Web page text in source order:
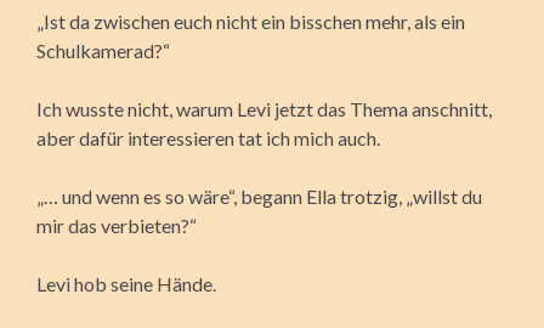
„Ist da zwischen euch nicht ein bisschen mehr, als ein
Schulkamerad?“
Ich wusste nicht, warum Levi jetzt das Thema anschnitt,
aber dafür interessieren tat ich mich auch.
„… und wenn es so wäre“, begann Ella trotzig, „willst du
mir das verbieten?“
Levi hob seine Hände.